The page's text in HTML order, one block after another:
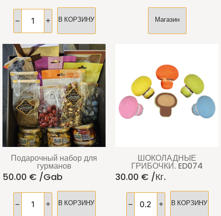
В КОРЗИНУ Магазин
Подарочный набор для
гурманов
50.00 € /gab
В КОРЗИНУ
ШОКОЛАДНЫЕ
ГРИБОЧКИ. ED074
30.00 € /кг.
В КОРЗИНУ